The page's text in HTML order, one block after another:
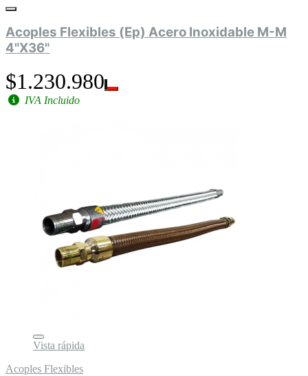
Acoples Flexibles (Ep) Acero Inoxidable M-M
4"X36"
$1.230.980
IVA Incluido
Vista rápida
Acoples Flexibles